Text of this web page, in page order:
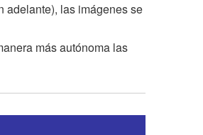
adelante), las imágenes se
más autónoma las